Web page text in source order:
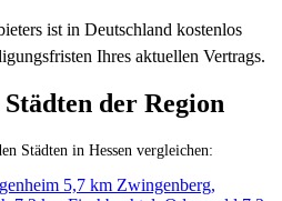
ist in Deutschland kostenlos
Ihres aktuellen Vertrags.
der Region
Städten in Hessen vergleichen:
5,7 km Zwingenberg,